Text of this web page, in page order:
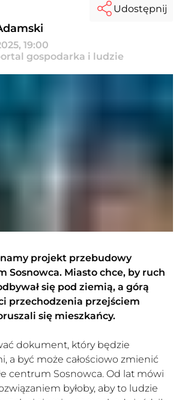
19:00
gospodarka i ludzie
Udostępnij
projekt przebudowy
Sosnowca. Miasto chce, by ruch
się pod ziemią, a górą
przechodzenia przejściem
się mieszkańcy.
dokument, który będzie
a być może całościowo zmienić
centrum Sosnowca. Od lat mówi
byłoby, aby to ludzie